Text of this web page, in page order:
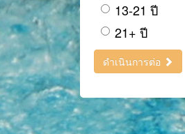
13-21 ปี
21+ ปี
ดำเนินการต่อ